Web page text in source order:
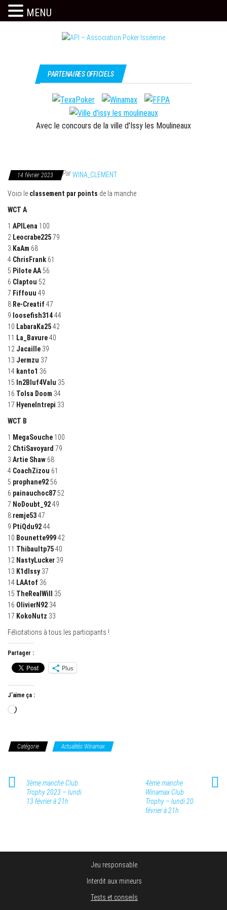
Association
Isséenne
c'est
l'API
PARTENAIRES OFFICIELS
Avec le concours de la ville d'Issy les Moulineaux
14 février 2023 ParWINA_CLEMENT
Voici le classement par points de la manche :
WCT A
1 APILena 100
2 Leocrabe22579
3 KaAm 68
4 ChrisFrank 61
5 Pilote AA56
6 Claptou 52
7 Fiffouu 49
8 Re-Creatif 47
9 loosefish31444
10 LabaraKa2542
11 La_Bavure40
12 Jacaille 39
13 Jermzu 37
14 kanto1 36
15 In2Bluf4Valu 35
16 Tolsa Doom 34
17 HyeneIntrepi 33
WCT B
1 MegaSouche 100
2 ChtiSavoyard 79
3 Artie Shaw 68
4 CoachZizou 61
5 prophane9256
6 painauchoc8752
7 NoDoubt_9249
8 remje5347
9 PtiQdu9244
10 Bounette99942
11 Thibaultp7540
12 NastyLucker 39
13 K1dIssy37
14 LAAtof 36
15 TheRealWill 35
16 OlivierN92 34
17 KokoNutz 33
Félicitations à tous les participants !
Partager :
Plus
J’aime ça :
Chargement…
Catégorie Actualités Winamax
3ème manche Club
Trophy 2023 – lundi
13 février à 21h
4ème manche
Winamax Club
Trophy – lundi 20
février à 21h
Jeu responsable
Interdit aux mineurs
Tests et conseils
MENU